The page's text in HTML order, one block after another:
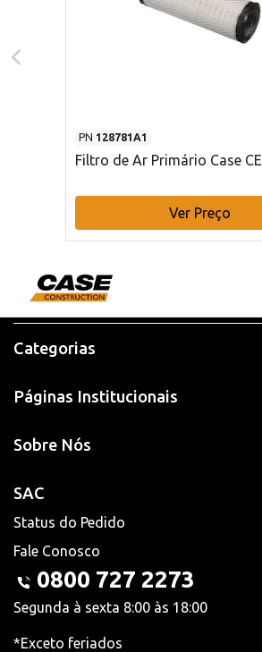
PN 128781A1
Filtro de Ar Primário Case CE
Ver Preço
Categorias
Páginas Institucionais
Sobre Nós
SAC
Status do Pedido
Fale Conosco
0800 727 2273
Segunda à sexta 8:00 às 18:00
*Exceto feriados